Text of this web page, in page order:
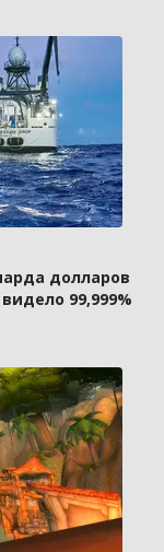
долларов
99,999%